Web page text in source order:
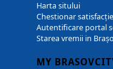
Harta sitului
Chestionar satisfacție
Autentificare portal
Starea vremii in
MY